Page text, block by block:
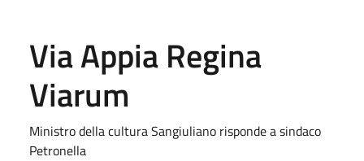
Via Appia Regina
Viarum
Ministro della cultura Sangiuliano risponde a sindaco
Petronella